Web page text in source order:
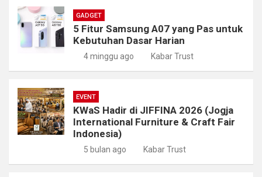
GADGET
5 Fitur Samsung A07 yang Pas untuk
Kebutuhan Dasar Harian
4 minggu ago Kabar Trust
EVENT
KWaS Hadir di JIFFINA 2026 (Jogja
International Furniture & Craft Fair
Indonesia)
5 bulan ago Kabar Trust